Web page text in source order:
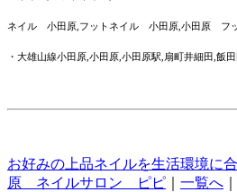
ネイル 小田原,フットネイル 小田原,小田原 フッ
・大雄山線小田原,小田原,小田原駅,扇町井細田,飯田
お好みの上品ネイルを生活環境に
原 ネイルサロン ピピ
一覧へ